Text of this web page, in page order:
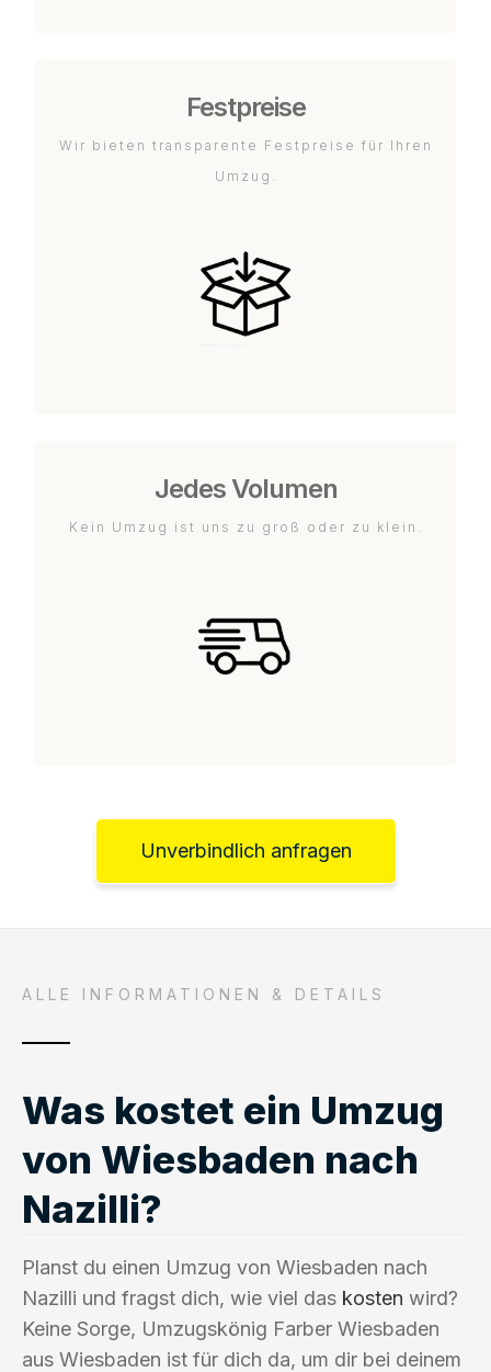
Festpreise
Wir bieten transparente Festpreise für Ihren
Umzug.
Jedes Volumen
Kein Umzug ist uns zu groß oder zu klein.
Unverbindlich anfragen
ALLE INFORMATIONEN & DETAILS
Was kostet ein Umzug
von Wiesbaden nach
Nazilli?
Planst du einen Umzug von Wiesbaden nach
Nazilli und fragst dich, wie viel das kosten wird?
Keine Sorge, Umzugskönig Farber Wiesbaden
aus Wiesbaden ist für dich da, um dir bei deinem